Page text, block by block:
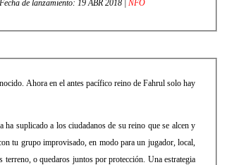
| Fecha de lanzamiento: 19 ABR 2018 | NFO
Ahora en el antes pacífico reino de Fahrul solo hay
suplicado a los ciudadanos de su reino que se alcen y
tu grupo improvisado, en modo para un jugador, local,
o quedaros juntos por protección. Una estrategia